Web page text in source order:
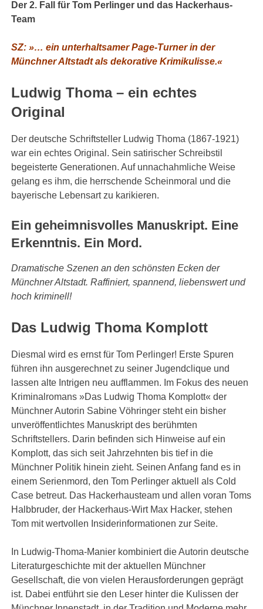
Der 2. Fall für Tom Perlinger und das Hackerhaus-
Team
SZ: »… ein unterhaltsamer Page-Turner in der
Münchner Altstadt als dekorative Krimikulisse.«
Ludwig Thoma – ein echtes
Original
Der deutsche Schriftsteller Ludwig Thoma (1867-1921)
war ein echtes Original. Sein satirischer Schreibstil
begeisterte Generationen. Auf unnachahmliche Weise
gelang es ihm, die herrschende Scheinmoral und die
bayerische Lebensart zu karikieren.
Ein geheimnisvolles Manuskript. Eine
Erkenntnis. Ein Mord.
Dramatische Szenen an den schönsten Ecken der
Münchner Altstadt. Raffiniert, spannend, liebenswert und
hoch kriminell!
Das Ludwig Thoma Komplott
Diesmal wird es ernst für Tom Perlinger! Erste Spuren
führen ihn ausgerechnet zu seiner Jugendclique und
lassen alte Intrigen neu aufflammen. Im Fokus des neuen
Kriminalromans »Das Ludwig Thoma Komplott« der
Münchner Autorin Sabine Vöhringer steht ein bisher
unveröffentlichtes Manuskript des berühmten
Schriftstellers. Darin befinden sich Hinweise auf ein
Komplott, das sich seit Jahrzehnten bis tief in die
Münchner Politik hinein zieht. Seinen Anfang fand es in
einem Serienmord, den Tom Perlinger aktuell als Cold
Case betreut. Das Hackerhausteam und allen voran Toms
Halbbruder, der Hackerhaus-Wirt Max Hacker, stehen
Tom mit wertvollen Insiderinformationen zur Seite.
In Ludwig-Thoma-Manier kombiniert die Autorin deutsche
Literaturgeschichte mit der aktuellen Münchner
Gesellschaft, die von vielen Herausforderungen geprägt
ist. Dabei entführt sie den Leser hinter die Kulissen der